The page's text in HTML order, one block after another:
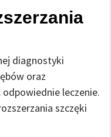
diagnostyki
oraz
leczenie.
szczęki